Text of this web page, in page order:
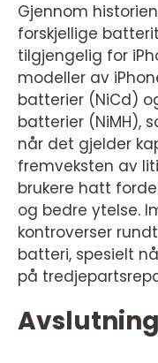
Gjennom
forskjellige
tilgjengelig for
modeller av
batterier (NiCd)
batterier (NiMH),
når det gjelder
fremveksten av
brukere hatt
og bedre ytelse.
kontroverser
batteri, spesielt
på
Avslutning